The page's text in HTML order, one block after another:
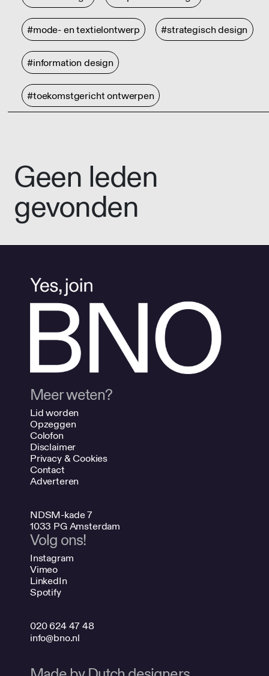
#mode- en textielontwerp #strategisch design
#information design
#toekomstgericht ontwerpen
Geen leden
gevonden
Meer weten?
Lid worden
Opzeggen
Colofon
Disclaimer
Privacy & Cookies
Contact
Adverteren
NDSM-kade 7
1033 PG Amsterdam
Volg ons!
Instagram
Vimeo
LinkedIn
Spotify
020 624 47 48
info@bno.nl